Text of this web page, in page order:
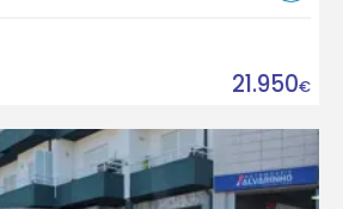
21.950€